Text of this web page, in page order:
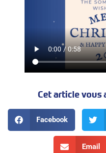
Cet article vous
Facebook
Email